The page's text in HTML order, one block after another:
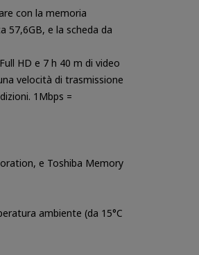
con la memoria
57,6GB, e la scheda da
HD e 7 h 40 m di video
velocità di trasmissione
1Mbps =
e Toshiba Memory
ambiente (da 15°C